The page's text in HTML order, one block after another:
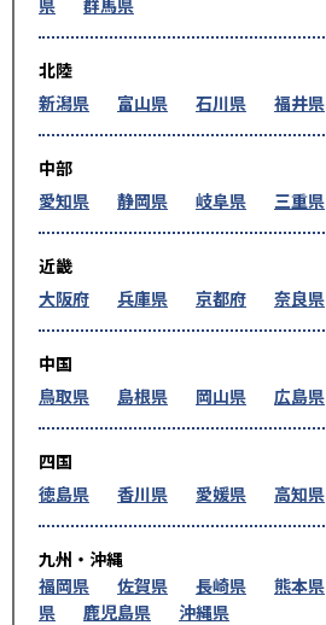
北陸
新潟県
富山県 石川県 福井県
中部
愛知県
静岡県 岐阜県 三重県
近畿
大阪府
兵庫県 京都府 奈良県
中国
鳥取県
島根県 岡山県 広島県
四国
徳島県
香川県 愛媛県 高知県
九州・沖縄
福岡県
佐賀県 長崎県 熊本県
県
鹿児島県 沖縄県